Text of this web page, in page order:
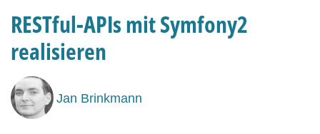
RESTful-APIs mit Symfony2
realisieren
Jan Brinkmann